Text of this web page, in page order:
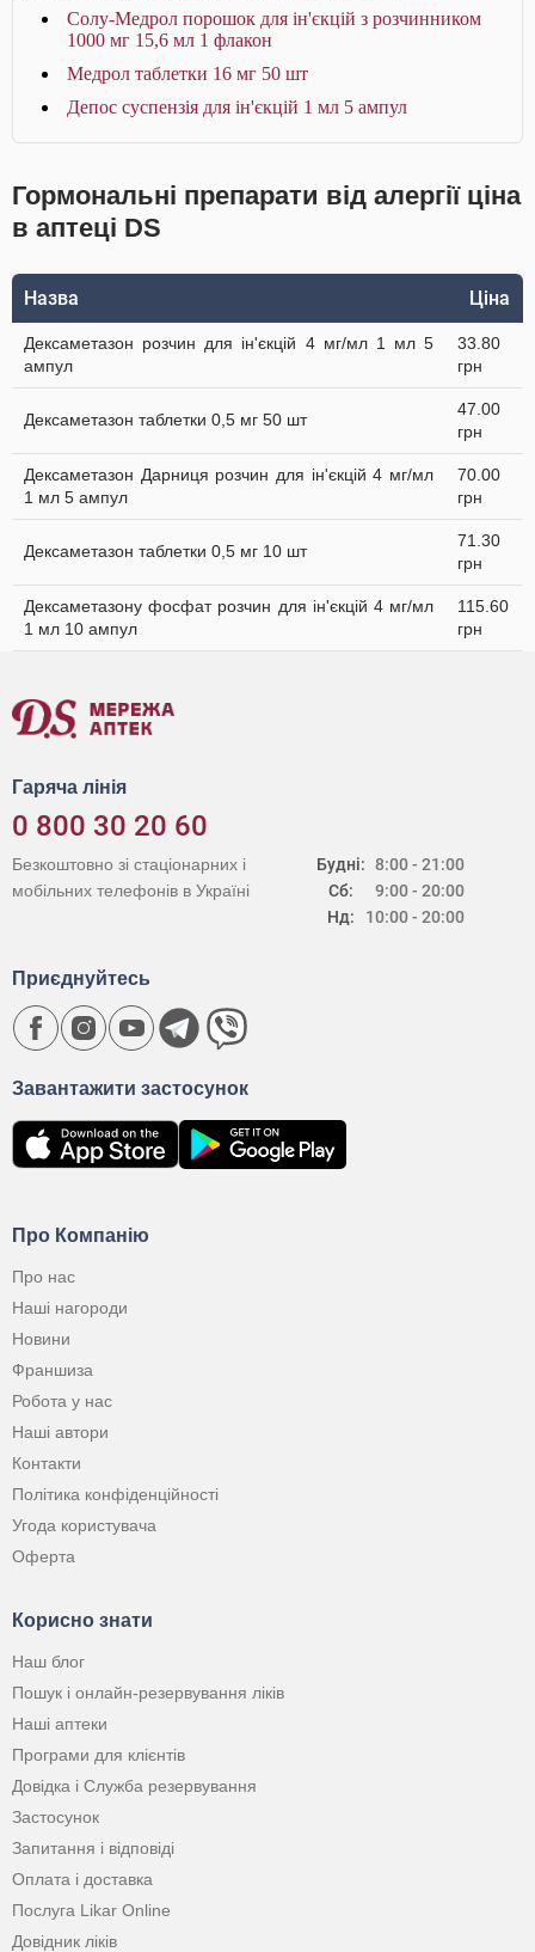
Солу-Медрол порошок для ін'єкцій з розчинником
1000 мг 15,6 мл 1 флакон
Медрол таблетки 16 мг 50 шт
Депос суспензія для ін'єкцій 1 мл 5 ампул
Гормональні препарати від алергії ціна
в аптеці DS
Назва Ціна
Дексаметазон розчин для ін'єкцій 4 мг/мл 1 мл 5
ампул
33.80
грн
Дексаметазон таблетки 0,5 мг 50 шт
47.00
грн
Дексаметазон Дарниця розчин для ін'єкцій 4 мг/мл
1 мл 5 ампул
70.00
грн
Дексаметазон таблетки 0,5 мг 10 шт
71.30
грн
Дексаметазону фосфат розчин для ін'єкцій 4 мг/мл
1 мл 10 ампул
115.60
грн
Гаряча лінія
0 800 30 20 60
Будні:
Сб:
Нд:
8:00 - 21:00
9:00 - 20:00
10:00 - 20:00
Безкоштовно зі стаціонарних і
мобільних телефонів в Україні
Про Компанію
Про нас
Наші нагороди
Новини
Франшиза
Робота у нас
Наші автори
Контакти
Політика конфіденційності
Угода користувача
Оферта
Корисно знати
Наш блог
Пошук і онлайн-резервування ліків
Наші аптеки
Програми для клієнтів
Довідка і Служба резервування
Застосунок
Запитання і відповіді
Оплата і доставка
Послуга Likar Online
Довідник ліків
Завантажити застосунок
Приєднуйтесь